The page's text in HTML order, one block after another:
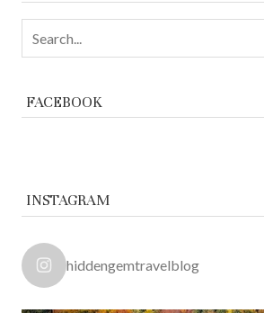
FACEBOOK
INSTAGRAM
hiddengemtravelblog